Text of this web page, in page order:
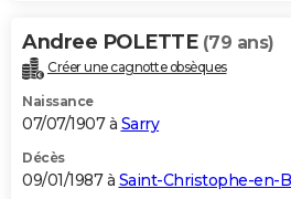
Andree POLETTE (79 ans)
Créer une cagnotte obsèques
Naissance
07/07/1907 à Sarry
Décès
09/01/1987 à Saint-Christophe-en-